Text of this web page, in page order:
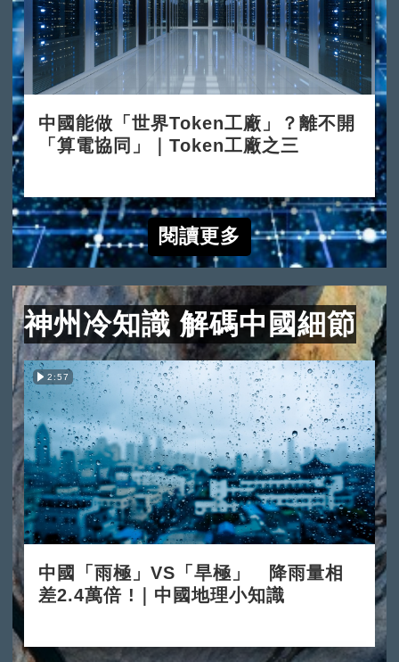
中國能做「世界Token工廠」？離不開
「算電協同」｜Token工廠之三
閱讀更多
神州冷知識 解碼中國細節
2:57
中國「雨極」VS「旱極」 降雨量相
差2.4萬倍 !｜中國地理小知識